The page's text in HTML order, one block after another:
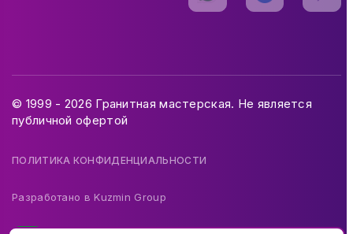
© 1999 - 2026 Гранитная мастерская. Не является
публичной офертой
ПОЛИТИКА КОНФИДЕНЦИАЛЬНОСТИ
Разработано вKuzmin Group